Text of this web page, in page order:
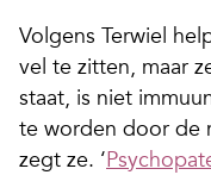
Volgens Terwiel
vel te zitten, maar
staat, is niet
te worden door de
zegt ze. ‘